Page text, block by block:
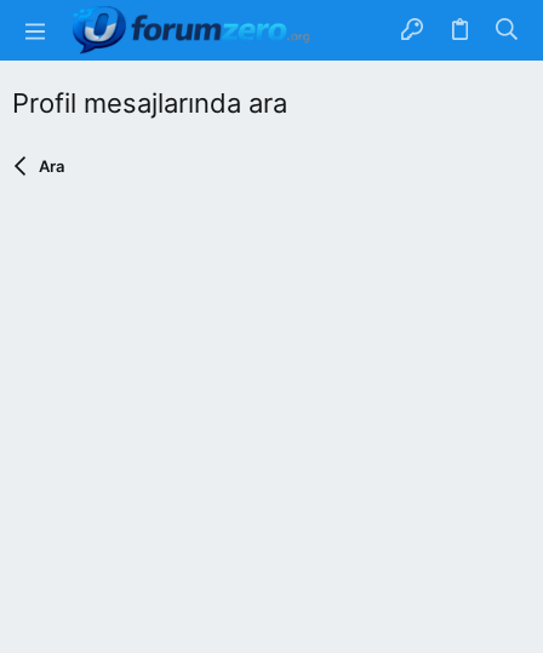
Profil mesajlarında ara
Ara